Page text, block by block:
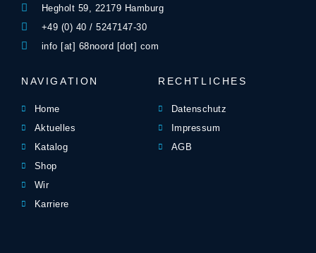
Hegholt 59, 22179 Hamburg
+49 (0) 40 / 5247147-30
info [at] 68noord [dot] com
NAVIGATION
Home
Aktuelles
Katalog
Shop
Wir
Karriere
RECHTLICHES
Datenschutz
Impressum
AGB